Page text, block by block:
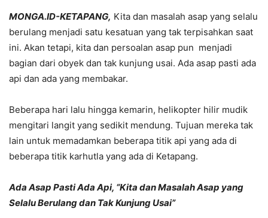
MONGA.ID-KETAPANG, Kita dan masalah asap yang selalu
berulang menjadi satu kesatuan yang tak terpisahkan saat
ini. Akan tetapi, kita dan persoalan asap pun menjadi
bagian dari obyek dan tak kunjung usai. Ada asap pasti ada
api dan ada yang membakar.
Beberapa hari lalu hingga kemarin, helikopter hilir mudik
mengitari langit yang sedikit mendung. Tujuan mereka tak
lain untuk memadamkan beberapa titik api yang ada di
beberapa titik karhutla yang ada di Ketapang.
Ada Asap Pasti Ada Api, “Kita dan Masalah Asap yang
Selalu Berulang dan Tak Kunjung Usai”